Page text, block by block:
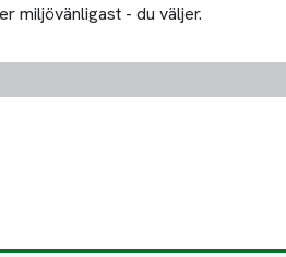
miljövänligast - du väljer.